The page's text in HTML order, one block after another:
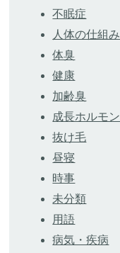
不眠症
人体の仕組み
体臭
健康
加齢臭
成長ホルモン
抜け毛
昼寝
時事
未分類
用語
病気・疾病